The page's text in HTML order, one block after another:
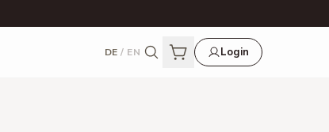
DE / EN Login